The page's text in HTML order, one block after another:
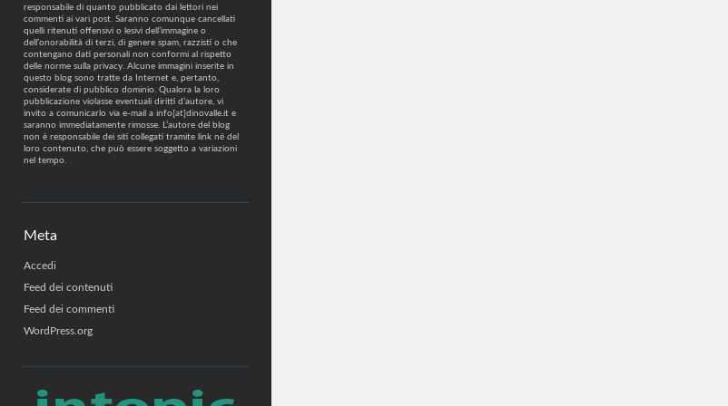
responsabile di quanto pubblicato dai lettori nei
commenti ai vari post. Saranno comunque cancellati
quelli ritenuti offensivi o lesivi dell’immagine o
dell’onorabilità di terzi, di genere spam, razzisti o che
contengano dati personali non conformi al rispetto
delle norme sulla privacy. Alcune immagini inserite in
questo blog sono tratte da Internet e, pertanto,
considerate di pubblico dominio. Qualora la loro
pubblicazione violasse eventuali diritti d’autore, vi
invito a comunicarlo via e-mail a info[at]dinovalle.it e
saranno immediatamente rimosse. L’autore del blog
non è responsabile dei siti collegati tramite link né del
loro contenuto, che può essere soggetto a variazioni
nel tempo.
Meta
Accedi
Feed dei contenuti
Feed dei commenti
WordPress.org